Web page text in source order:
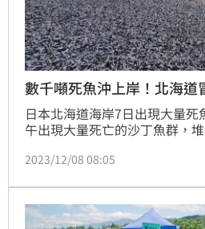
數千噸死魚沖上岸！北海道
日本北海道海岸7日出現大量死
午出現大量死亡的沙丁魚群，
上岸，密集佈滿整座海灘，居民
可能是被圍獵時集體缺氧而亡
死因。
2023/12/08 08:05